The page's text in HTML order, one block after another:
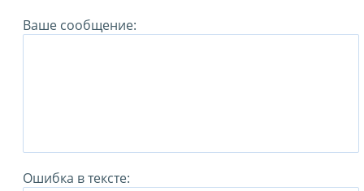
Ваше сообщение:
Ошибка в тексте: